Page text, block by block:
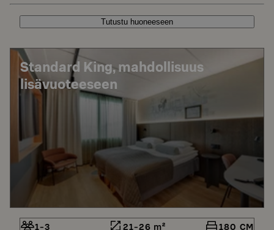
Tutustu huoneeseen
Standard King, mahdollisuus
lisävuoteeseen
1-3 21-26 m² 180 CM